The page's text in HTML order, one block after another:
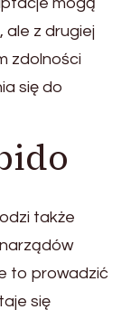
ale z drugiej
zdolności
się do
także
to prowadzić
się